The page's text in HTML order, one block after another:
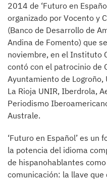
2014 de ‘Futuro en
organizado por Vocento y
(Banco de Desarrollo de
Andina de Fomento) que
noviembre, en el Instituto
contó con el patrocinio de
Ayuntamiento de
La Rioja UNIR, Iberdrola,
Periodismo
Australe.
‘Futuro en Español’ es
la potencia del idioma
de hispanohablantes
comunicación: la llave que